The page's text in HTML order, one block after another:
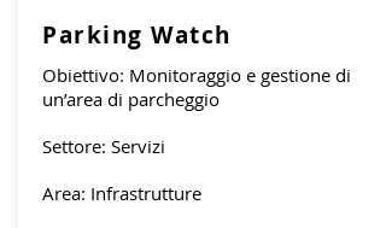
Obiettivo: Monitoraggio e gestione di
un’area di parcheggio
Settore: Servizi
Area: Infrastrutture
Parking Watch